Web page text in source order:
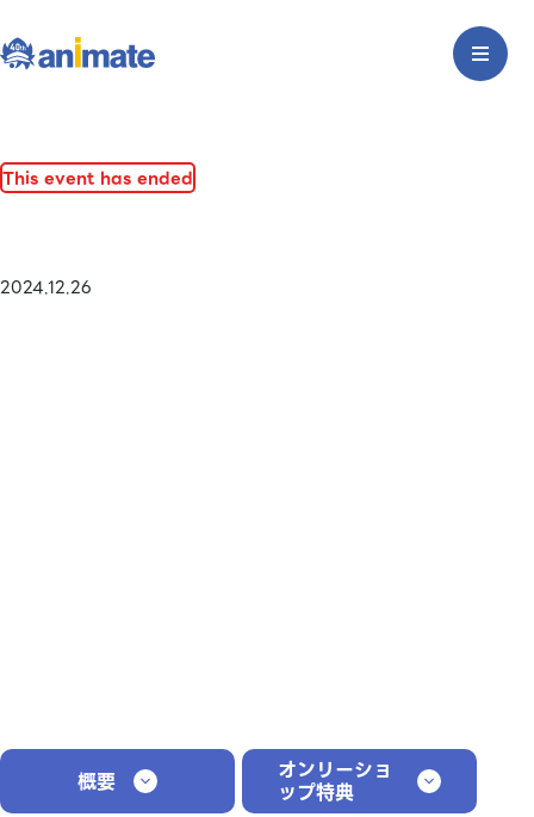
This event has ended
2024.12.26
概要 オンリーショ
ップ特典